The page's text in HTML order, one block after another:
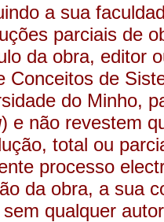
a sua
parciais de
da obra, editor
Conceitos de
do Minho,
) e não revestem
total ou
processo
da obra, a sua
qualquer